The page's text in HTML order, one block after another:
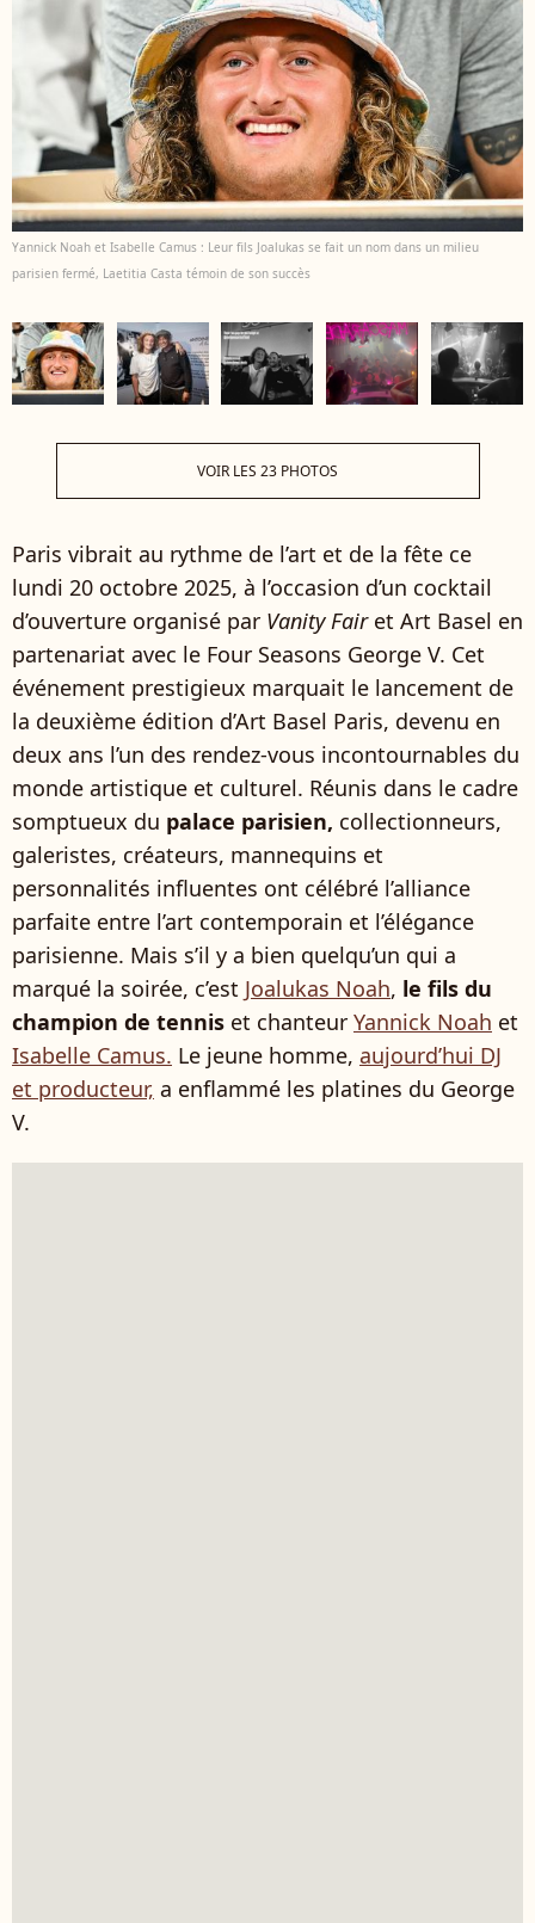
Yannick Noah et Isabelle Camus : Leur fils Joalukas se fait un nom dans un milieu
parisien fermé, Laetitia Casta témoin de son succès
VOIR LES 23 PHOTOS
Paris vibrait au rythme de l’art et de la fête ce
lundi 20 octobre 2025, à l’occasion d’un cocktail
d’ouverture organisé par Vanity Fairet Art Basel en
partenariat avec le Four Seasons George V. Cet
événement prestigieux marquait le lancement de
la deuxième édition d’Art Basel Paris, devenu en
deux ans l’un des rendez-vous incontournables du
monde artistique et culturel. Réunis dans le cadre
somptueux du palace parisien, collectionneurs,
galeristes, créateurs, mannequins et
personnalités influentes ont célébré l’alliance
parfaite entre l’art contemporain et l’élégance
parisienne. Mais s’il y a bien quelqu’un qui a
marqué la soirée, c’est Joalukas Noah, le fils du
champion de tennis et chanteur Yannick Noah et
Isabelle Camus. Le jeune homme, aujourd’hui DJ
et producteur, a enflammé les platines du George
V.